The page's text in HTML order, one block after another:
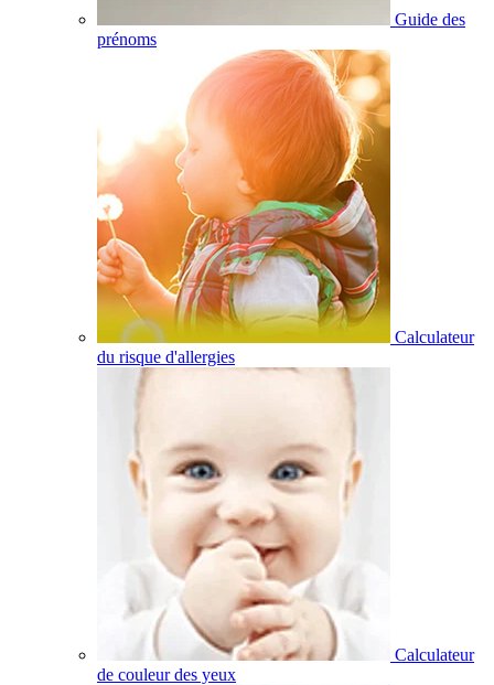
Guide des
prénoms
Calculateur
du risque d'allergies
Calculateur
de couleur des yeux